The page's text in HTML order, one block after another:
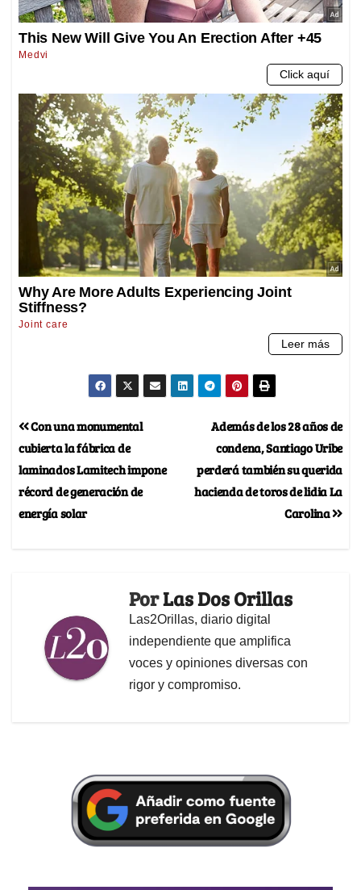
Además de los 28 años de
condena, Santiago Uribe
perderá también su querida
hacienda de toros de lidia La
Carolina
Con una monumental
cubierta la fábrica de
laminados Lamitech impone
récord de generación de
energía solar
PorLas Dos Orillas
Las2Orillas, diario digital
independiente que amplifica
voces y opiniones diversas con
rigor y compromiso.